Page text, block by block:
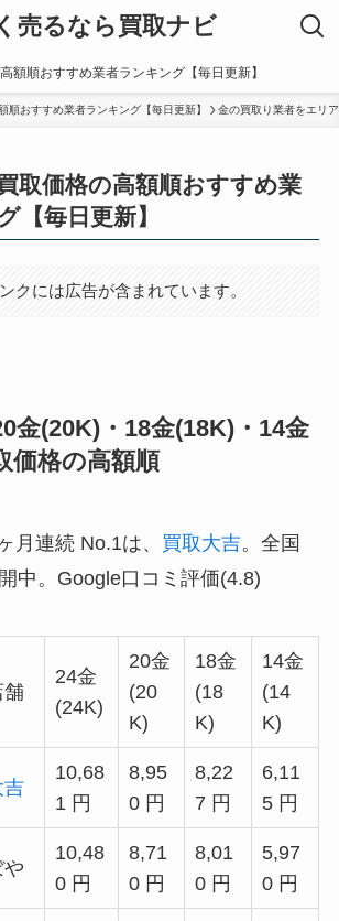
売るなら買取ナビ
額順おすすめ業者ランキング【毎日更新】
順おすすめ業者ランキング【毎日更新】 金の買取り業者をエリ
取価格の高額順おすすめ業
【毎日更新】
クには広告が含まれています。
金(20K)・18金(18K)・14金
価格の高額順
月連続 No.1は、 買取大吉。全国
中。Google口コミ評価(4.8)
舗
24金
(24K)
20金
(20
K)
18金
(18
K)
14金
(14
K)
吉
10,68
1 円
8,95
0 円
8,22
7 円
6,11
5 円
や
10,48
0 円
8,71
0 円
8,01
0 円
5,97
0 円